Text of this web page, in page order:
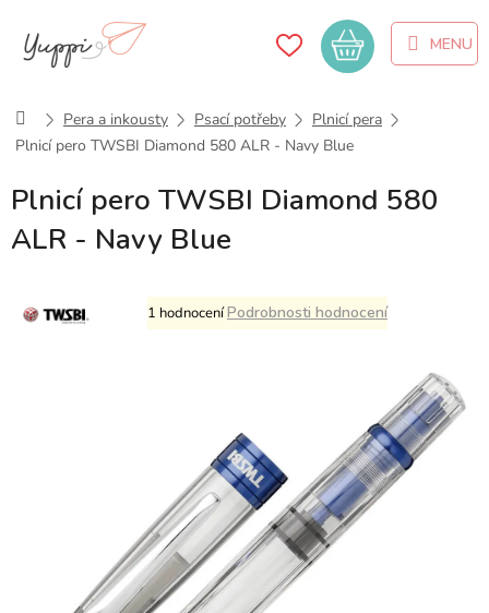
obsah
Nákupní
košík
DomůPera a inkousty Psací potřeby
Plnicí pera
Plnicí pero TWSBI Diamond 580 ALR - Navy Blue
Plnicí pero TWSBI Diamond 580
ALR - Navy Blue
Průměrné
hodnocení
1 hodnoceníPodrobnosti hodnocení